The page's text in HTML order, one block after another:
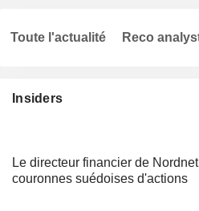
Insiders
Le directeur financier de
couronnes suédoises d'actions
Toute l'actualité Reco